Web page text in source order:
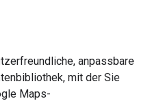
anpassbare
mit der Sie
Maps-